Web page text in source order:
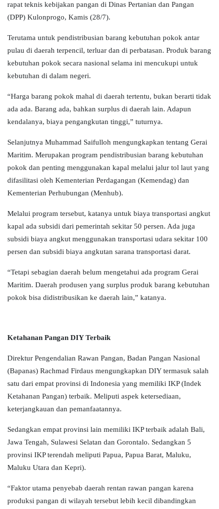
rapat teknis kebijakan pangan di Dinas Pertanian dan Pangan
(DPP) Kulonprogo, Kamis (28/7).
Terutama untuk pendistribusian barang kebutuhan pokok antar
pulau di daerah terpencil, terluar dan di perbatasan. Produk barang
kebutuhan pokok secara nasional selama ini mencukupi untuk
kebutuhan di dalam negeri.
“Harga barang pokok mahal di daerah tertentu, bukan berarti tidak
ada ada. Barang ada, bahkan surplus di daerah lain. Adapun
kendalanya, biaya pengangkutan tinggi,” tuturnya.
Selanjutnya Muhammad Saifulloh mengungkapkan tentang Gerai
Maritim. Merupakan program pendistribusian barang kebutuhan
pokok dan penting menggunakan kapal melalui jalur tol laut yang
difasilitasi oleh Kementerian Perdagangan (Kemendag) dan
Kementerian Perhubungan (Menhub).
Melalui program tersebut, katanya untuk biaya transportasi angkut
kapal ada subsidi dari pemerintah sekitar 50 persen. Ada juga
subsidi biaya angkut menggunakan transportasi udara sekitar 100
persen dan subsidi biaya angkutan sarana transportasi darat.
“Tetapi sebagian daerah belum mengetahui ada program Gerai
Maritim. Daerah produsen yang surplus produk barang kebutuhan
pokok bisa didistribusikan ke daerah lain,” katanya.
Ketahanan Pangan DIY Terbaik
Direktur Pengendalian Rawan Pangan, Badan Pangan Nasional
(Bapanas) Rachmad Firdaus mengungkapkan DIY termasuk salah
satu dari empat provinsi di Indonesia yang memiliki IKP (Indek
Ketahanan Pangan) terbaik. Meliputi aspek ketersediaan,
keterjangkauan dan pemanfaatannya.
Sedangkan empat provinsi lain memiliki IKP terbaik adalah Bali,
Jawa Tengah, Sulawesi Selatan dan Gorontalo. Sedangkan 5
provinsi IKP terendah meliputi Papua, Papua Barat, Maluku,
Maluku Utara dan Kepri).
“Faktor utama penyebab daerah rentan rawan pangan karena
produksi pangan di wilayah tersebut lebih kecil dibandingkan